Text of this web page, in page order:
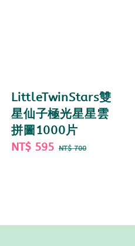
LittleTwinStars雙
星仙子極光星星雲
拼圖1000片
Sale
NT$ 595 Regular
NT$ 700